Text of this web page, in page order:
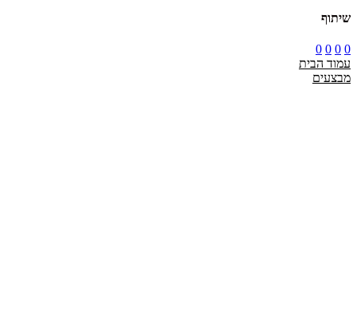
שיתוף
0
0
0
0
עמוד הבית
מבצעים